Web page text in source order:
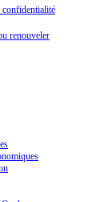
renouveler